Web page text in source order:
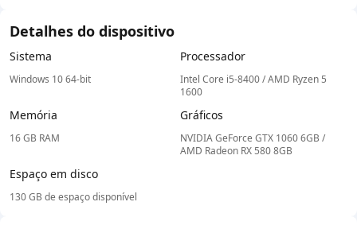
Detalhes do dispositivo
Sistema
Windows 10 64-bit
Processador
Intel Core i5-8400 / AMD Ryzen 5
1600
Memória
16 GB RAM
Gráficos
NVIDIA GeForce GTX 1060 6GB /
AMD Radeon RX 580 8GB
Espaço em disco
130 GB de espaço disponível